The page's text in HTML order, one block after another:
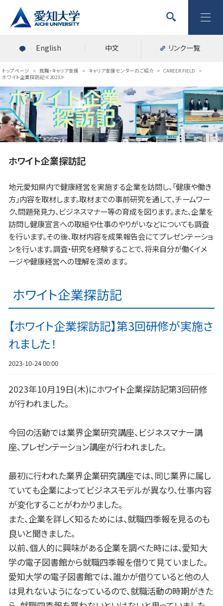
English 中文 リンク一覧
トップページ > 就職・キャリア支援 > キャリア支援センターのご紹介 > CAREER FIELD
>
ホワイト企業探訪記≪2023≫
ホワイト企業探訪記
地元愛知県内で健康経営を実施する企業を訪問し、「健康や働き
方」内容を取材します。取材までの事前研究を通して、チームワー
ク、問題発見力、ビジネスマナー等の育成を図ります。また、企業を
訪問し健康宣言への取組や仕事のやりがいなどについても調査
を行います。その後、取材内容を成果報告会にてプレゼンテーショ
ンを行います。調査・研究を経験することで、将来自分が働くイメ
ージや健康経営への理解を深めます。
ホワイト企業探訪記
【ホワイト企業探訪記】第3回研修が実施さ
れました！
2023-10-24 00:00
2023年10月19日(木)にホワイト企業探訪記第3回研修
が行われました。
今回の活動では業界企業研究講座、ビジネスマナー講
座、プレゼンテーション講座が行われました。
最初に行われた業界企業研究講座では、同じ業界に属し
ていても企業によってビジネスモデルが異なり、仕事内容
が変化することがわかりました。
また、企業を詳しく知るためには、就職四季報を見るのも
良いと聞きました。
以前、個人的に興味がある企業を調べた時には、愛知大
学の電子図書館から就職四季報を借りて見ていました。
愛知大学の電子図書館では、誰かが借りていると他の人
は見れないようになっているので、就職活動の時期がきた